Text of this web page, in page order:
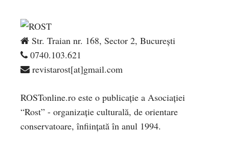
Str. Traian nr. 168, Sector 2, București
0740.103.621
revistarost[at]gmail.com
ROSTonline.ro este o publicaţie a Asociaţiei
“Rost” - organizaţie culturală, de orientare
conservatoare, înfiinţată în anul 1994.